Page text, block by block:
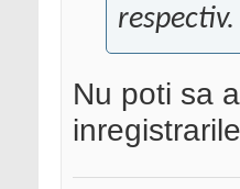
respectiv.
Nu poti sa